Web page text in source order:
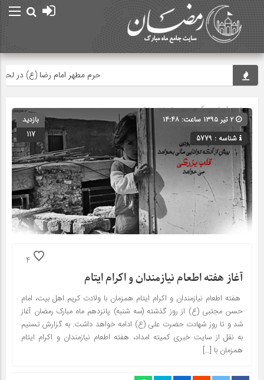
حرم مطهر امام رضا (ع) در لحظه
صفحه اصلی» گروه » دسته‌بندی نشده
شناسه : 5779
بازدید
117
4
آغاز هفته اطعام نیازمندان و اکرام ایتام
هفته اطعام نیازمندان و اکرام ایتام همزمان با ولادت کریم اهل بیت، امام
حسن مجتبی (ع) از روز گذشته (سه شنبه) پانزدهم ماه مبارک رمضان آغاز
شد و تا روز شهادت حضرت علی (ع) ادامه خواهد داشت. به گزارش تسنیم
به نقل از سایت خبری کمیته امداد، هفته اطعام نیازمندان و اکرام ایتام
همزمان با […]